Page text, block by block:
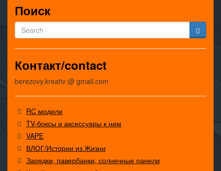
Поиск
Контакт/contact
berezovy.kreativ @ gmail.com
RC модели
TV-боксы и аксессуары к ним
VAPE
ВЛОГ/Истории из Жизни
Зарядки, павербанки, солнечные панели